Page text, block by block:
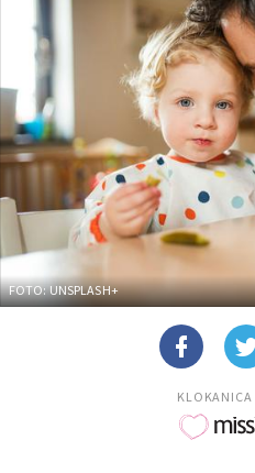
FOTO: UNSPLASH+
KLOKANICA